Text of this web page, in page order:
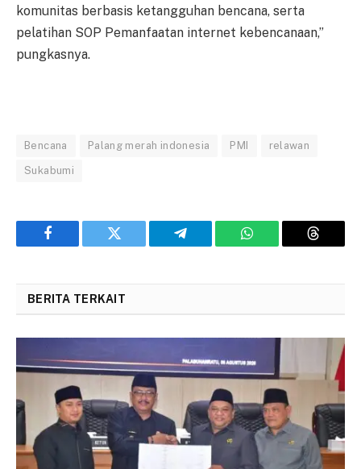
komunitas berbasis ketangguhan bencana, serta
pelatihan SOP Pemanfaatan internet kebencanaan,”
pungkasnya.
Bencana Palang merah indonesia PMI relawan
Sukabumi
Facebook Twitter Telegram WhatsApp Threads
BERITA TERKAIT